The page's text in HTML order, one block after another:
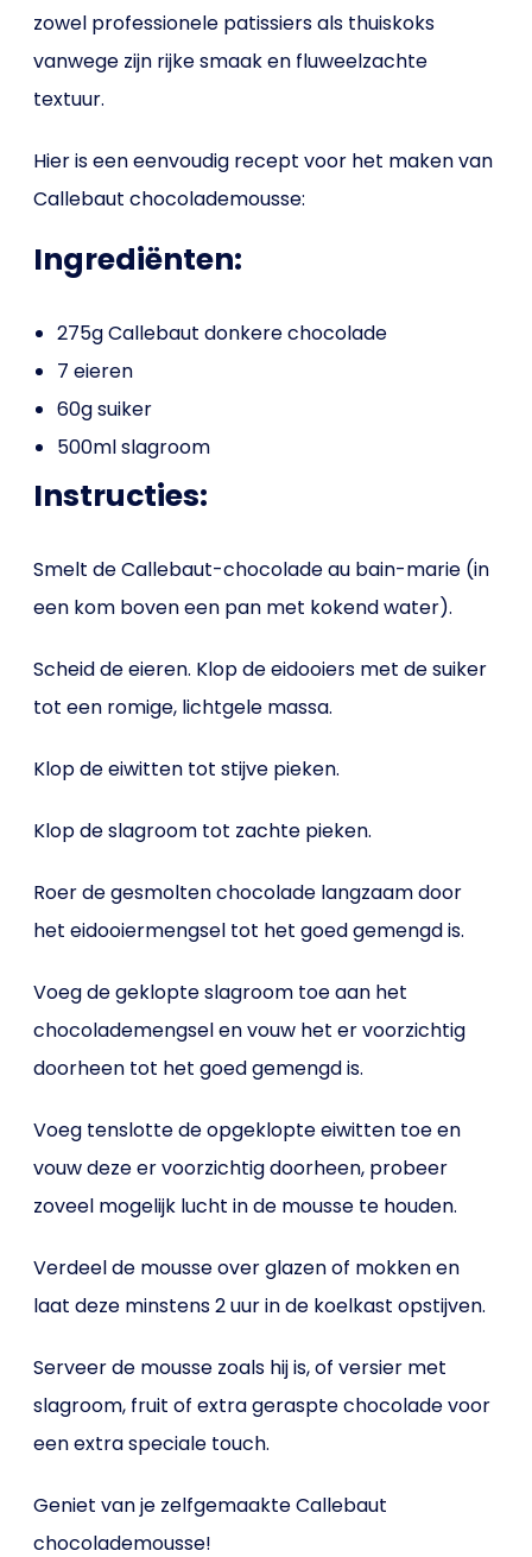
zowel professionele patissiers als thuiskoks
vanwege zijn rijke smaak en fluweelzachte
textuur.
Hier is een eenvoudig recept voor het maken van
Callebaut chocolademousse:
Ingrediënten:
275g Callebaut donkere chocolade
7 eieren
60g suiker
500ml slagroom
Instructies:
Smelt de Callebaut-chocolade au bain-marie (in
een kom boven een pan met kokend water).
Scheid de eieren. Klop de eidooiers met de suiker
tot een romige, lichtgele massa.
Klop de eiwitten tot stijve pieken.
Klop de slagroom tot zachte pieken.
Roer de gesmolten chocolade langzaam door
het eidooiermengsel tot het goed gemengd is.
Voeg de geklopte slagroom toe aan het
chocolademengsel en vouw het er voorzichtig
doorheen tot het goed gemengd is.
Voeg tenslotte de opgeklopte eiwitten toe en
vouw deze er voorzichtig doorheen, probeer
zoveel mogelijk lucht in de mousse te houden.
Verdeel de mousse over glazen of mokken en
laat deze minstens 2 uur in de koelkast opstijven.
Serveer de mousse zoals hij is, of versier met
slagroom, fruit of extra geraspte chocolade voor
een extra speciale touch.
Geniet van je zelfgemaakte Callebaut
chocolademousse!